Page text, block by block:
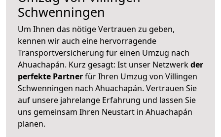
Schwenningen
Um Ihnen das nötige Vertrauen zu geben,
kennen wir auch eine hervorragende
Transportversicherung für einen Umzug nach
Ahuachapán. Kurz gesagt: Ist unser Netzwerkder
perfekte Partnerfür Ihren Umzug von Villingen
Schwenningen nach Ahuachapán. Vertrauen Sie
auf unsere jahrelange Erfahrung und lassen Sie
uns gemeinsam Ihren Neustart in Ahuachapán
planen.